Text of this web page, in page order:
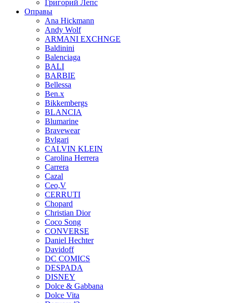
Григорий Лепс
Оправы
Ana Hickmann
Andy Wolf
ARMANI EXCHNGE
Baldinini
Balenciaga
BALI
BARBIE
Bellessa
Ben.x
Bikkembergs
BLANCIA
Blumarine
Bravewear
Bvlgari
CALVIN KLEIN
Carolina Herrera
Carrera
Cazal
Ceo,V
CERRUTI
Chopard
Christian Dior
Coco Song
CONVERSE
Daniel Hechter
Davidoff
DC COMICS
DESPADA
DISNEY
Dolce & Gabbana
Dolce Vita